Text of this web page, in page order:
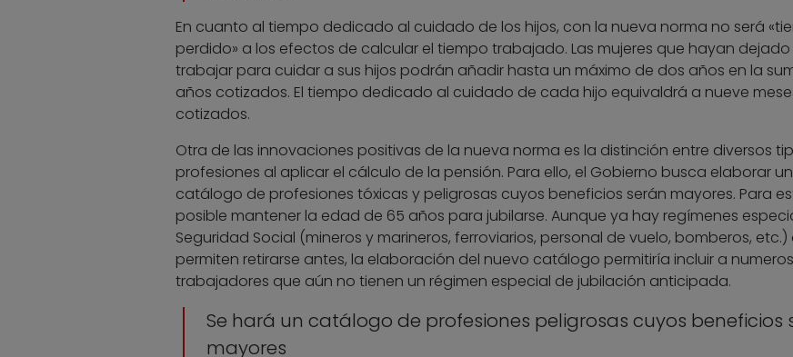
En cuanto al tiempo dedicado al cuidado de los hijos, con la nueva norma no será
perdido» a los efectos de calcular el tiempo trabajado. Las mujeres que hayan
trabajar para cuidar a sus hijos podrán añadir hasta un máximo de dos años en la
años cotizados. El tiempo dedicado al cuidado de cada hijo equivaldrá a nueve
cotizados.
Otra de las innovaciones positivas de la nueva norma es la distinción entre diversos
profesiones al aplicar el cálculo de la pensión. Para ello, el Gobierno busca elaborar un
catálogo de profesiones tóxicas y peligrosas cuyos beneficios serán mayores. Para
posible mantener la edad de 65 años para jubilarse. Aunque ya hay regímenes
Seguridad Social (mineros y marineros, ferroviarios, personal de vuelo, bomberos, etc.)
permiten retirarse antes, la elaboración del nuevo catálogo permitiría incluir a
trabajadores que aún no tienen un régimen especial de jubilación anticipada.
Se hará un catálogo de profesiones peligrosas cuyos beneficios
mayores